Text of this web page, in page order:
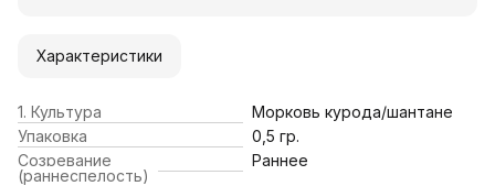
Характеристики
1. Культура
Морковь курода/шантане
Упаковка
0,5 гр.
Созревание
(раннеспелость)
Раннее